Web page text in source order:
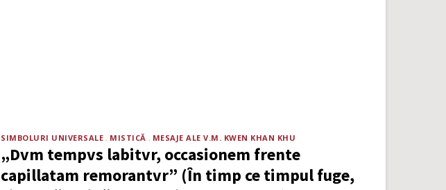
SIMBOLURI UNIVERSALE MISTICĂ MESAJE ALE V.M. KWEN KHAN KHU
„Dvm tempvs labitvr, occasionem frente
capillatam remorantvr” (În timp ce timpul fuge,